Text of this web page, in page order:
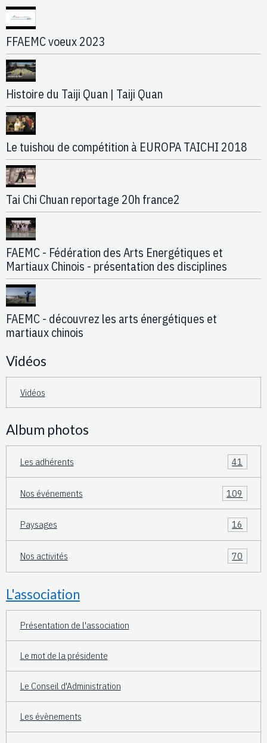
FFAEMC voeux 2023
Histoire du Taiji Quan | Taiji Quan
Le tuishou de compétition à EUROPA TAICHI 2018
Tai Chi Chuan reportage 20h france2
FAEMC - Fédération des Arts Energétiques et
Martiaux Chinois - présentation des disciplines
FAEMC - découvrez les arts énergétiques et
martiaux chinois
Vidéos
Vidéos
Album photos
Les adhérents 41
Nos événements 109
Paysages 16
Nos activités 70
L'association
Présentation de l'association
Le mot de la présidente
Le Conseil d'Administration
Les évènements